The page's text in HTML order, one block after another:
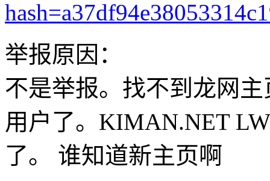
举报原因：
不是举报。找不到龙网
用户了。KIMAN.NET
了。 谁知道新主页啊